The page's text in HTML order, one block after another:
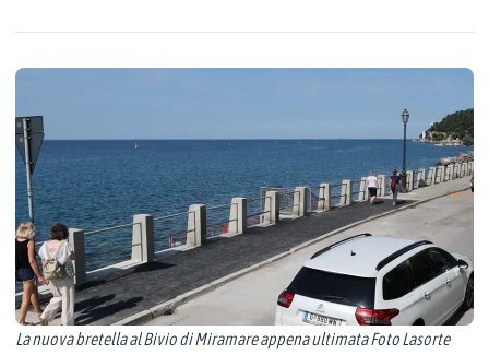
La nuova bretella al Bivio di Miramare appena ultimata Foto Lasorte